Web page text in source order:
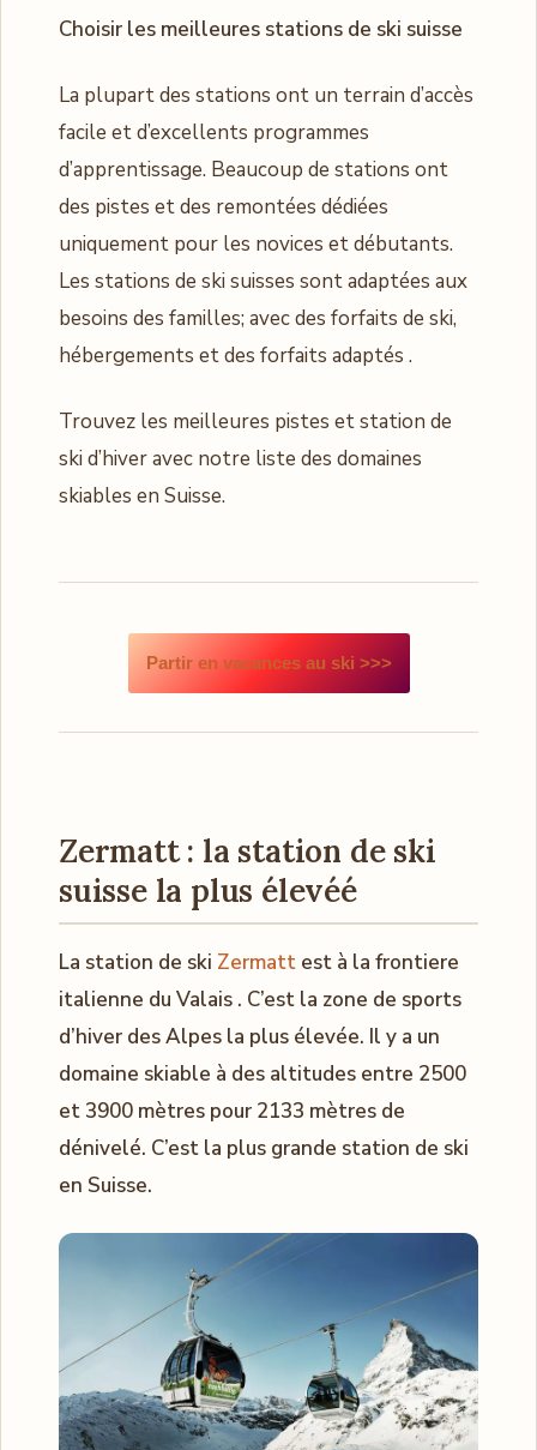
Choisir les meilleures stations de ski suisse
La plupart des stations ont un terrain d’accès
facile et d’excellents programmes
d’apprentissage. Beaucoup de stations ont
des pistes et des remontées dédiées
uniquement pour les novices et débutants.
Les stations de ski suisses sont adaptées aux
besoins des familles; avec des forfaits de ski,
hébergements et des forfaits adaptés .
Trouvez les meilleures pistes et station de
ski d’hiver avec notre liste des domaines
skiables en Suisse.
Partir en vacances au ski >>>
Zermatt : la station de ski
suisse la plus élevéé
La station de ski Zermatt est à la frontiere
italienne du Valais . C’est la zone de sports
d’hiver des Alpes la plus élevée. Il y a un
domaine skiable à des altitudes entre 2500
et 3900 mètres pour 2133 mètres de
dénivelé. C’est la plus grande station de ski
en Suisse.